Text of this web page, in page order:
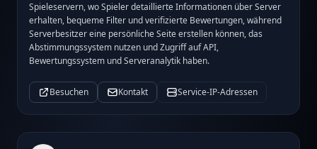
Spieleservern, wo Spieler detaillierte Informationen über Server
erhalten, bequeme Filter und verifizierte Bewertungen, während
Serverbesitzer eine persönliche Seite erstellen können, das
Abstimmungssystem nutzen und Zugriff auf API,
Bewertungssystem und Serveranalytik haben.
Besuchen Kontakt Service-IP-Adressen